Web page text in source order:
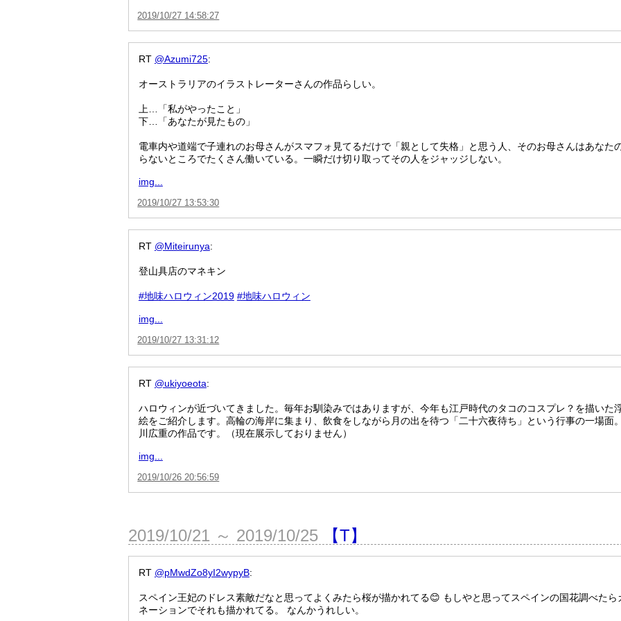
2019/10/27 14:58:27
RT @Azumi725:
オーストラリアのイラストレーターさんの作品らしい。
上…「私がやったこと」
下…「あなたが見たもの」
電車内や道端で子連れのお母さんがスマフォ見てるだけで「親として失格」と思う人、そのお母さんはあなた
らないところでたくさん働いている。一瞬だけ切り取ってその人をジャッジしない。
img...
2019/10/27 13:53:30
RT @Miteirunya:
登山具店のマネキン
#地味ハロウィン2019 #地味ハロウィン
img...
2019/10/27 13:31:12
RT @ukiyoeota:
ハロウィンが近づいてきました。毎年お馴染みではありますが、今年も江戸時代のタコのコスプレ？を描いた
絵をご紹介します。高輪の海岸に集まり、飲食をしながら月の出を待つ「二十六夜待ち」という行事の一場面
川広重の作品です。（現在展示しておりません）
img...
2019/10/26 20:56:59
2019/10/21 ～ 2019/10/25 【T】
RT @pMwdZo8yI2wypyB:
スペイン王妃のドレス素敵だなと思ってよくみたら桜が描かれてる😊 もしやと思ってスペインの国花調べたら
ネーションでそれも描かれてる。 なんかうれしい。